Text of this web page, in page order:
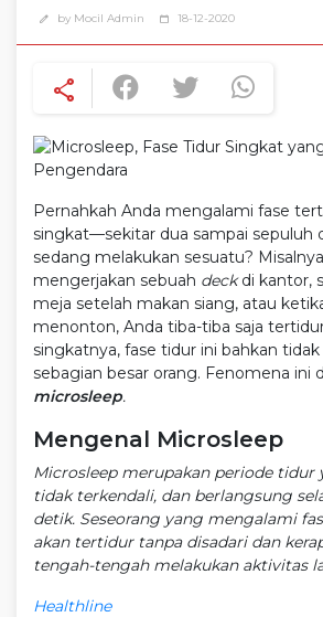
edit by Mocil Admin calendar_today 18-12-2020
share
Pernahkah Anda mengalami fase
singkat—sekitar dua sampai sepuluh
sedang melakukan sesuatu?
mengerjakan sebuah deckdi kantor,
meja setelah makan siang, atau
menonton, Anda tiba-tiba saja
singkatnya, fase tidur ini bahkan tidak
sebagian besar orang. Fenomena ini
microsleep.
Mengenal Microsleep
Microsleep merupakan periode tidur
tidak terkendali, dan berlangsung
detik. Seseorang yang mengalami
akan tertidur tanpa disadari dan
tengah-tengah melakukan aktivitas
Healthline